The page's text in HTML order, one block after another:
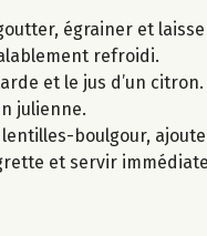
égrainer et
refroidi.
et le jus d’un citron.
julienne.
boulgour,
et servir